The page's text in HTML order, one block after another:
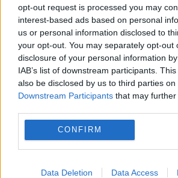
opt-out request is processed you may
interest-based ads based on personal
us or personal information disclosed to
your opt-out. You may separately opt-out
disclosure of your personal information
IAB’s list of downstream participants.
also be disclosed by us to third parties on
Downstream Participants that may
CONFIRM
Data Deletion Data Access
publice din Brasilia în